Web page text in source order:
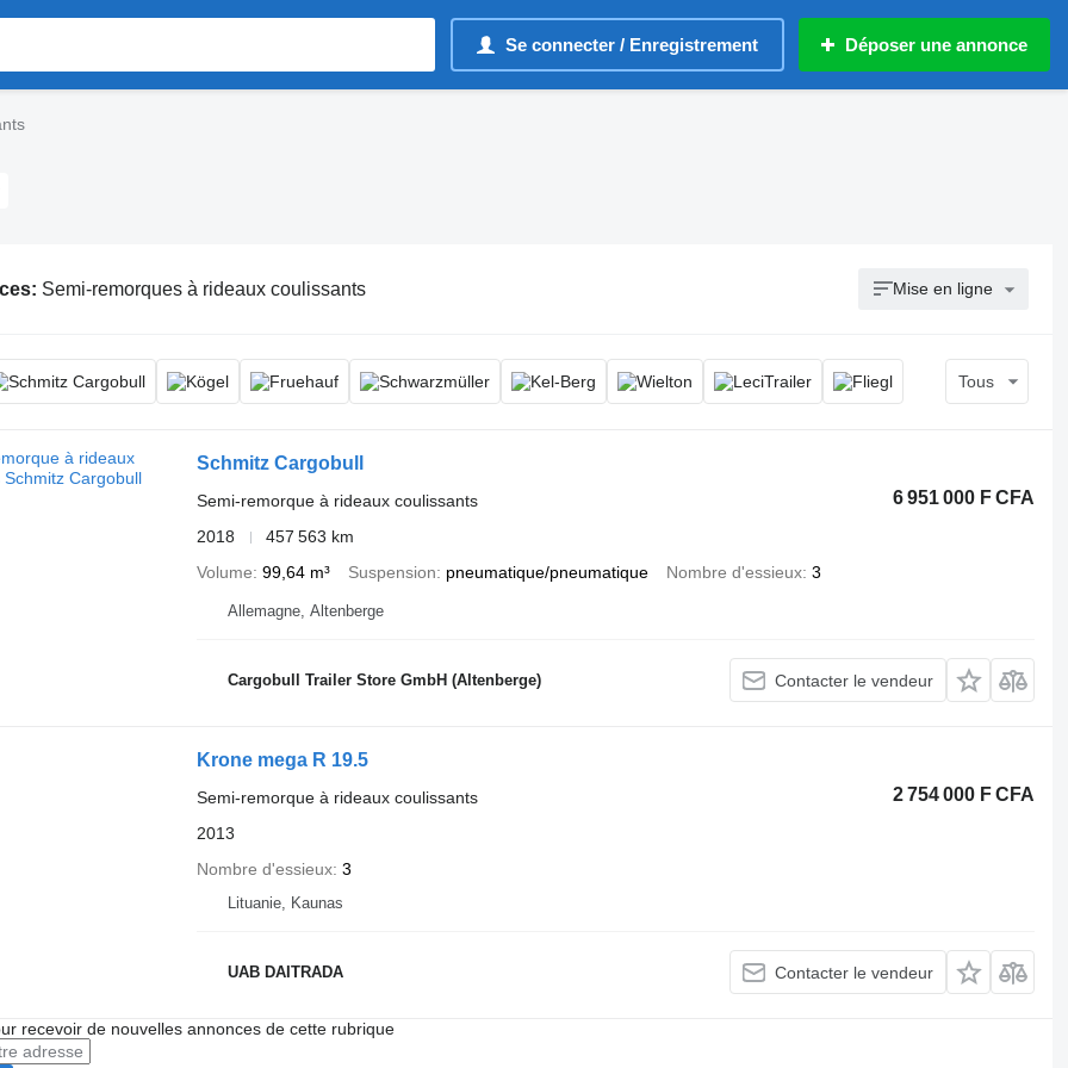
Se connecter / Enregistrement Déposer une annonce
Semi-remorques à rideaux coulissants Mise en ligne
Tous
Schmitz Cargobull
6 951 000 F CFA
Semi-remorque à rideaux coulissants
2018
457 563 km
Volume 99,64 m³ Suspension pneumatique/pneumatique Nombre d'essieux 3
Allemagne, Altenberge
Cargobull Trailer Store GmbH (Altenberge) Contacter le vendeur
Krone mega R 19.5
2 754 000 F CFA
Semi-remorque à rideaux coulissants
2013
Nombre d'essieux 3
Lituanie, Kaunas
UAB DAITRADA Contacter le vendeur
recevoir de nouvelles annonces de cette rubrique